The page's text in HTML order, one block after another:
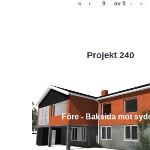
« ‹ av 9 › »
Projekt 240
Före - Baksida mot